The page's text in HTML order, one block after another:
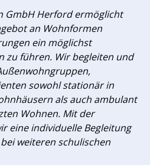
GmbH Herford ermöglicht
an Wohnformen
ein möglichst
zu führen. Wir begleiten und
sowohl stationär in
als auch ambulant
Wohnen. Mit der
eine individuelle Begleitung
weiteren schulischen